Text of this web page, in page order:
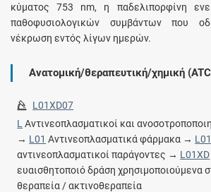
κύματος 753 nm, η παδελιπορφίνη
παθοφυσιολογικών συμβάντων που
νέκρωση εντός λίγων ημερών.
Ανατομική/θεραπευτική/χημική
L01XD07
L Αντινεοπλασματικοί και
→ L01 Αντινεοπλασματικά φάρμακα →
αντινεοπλασματικοί παράγοντες → L01XD
ευαισθητοποιό δράση χρησιμοποιούμενα
θεραπεία / ακτινοθεραπεία